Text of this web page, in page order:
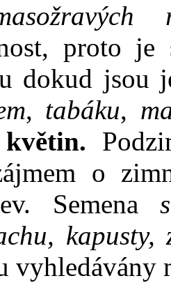
proto je
dokud jsou
, tabáku,
o
Semena
kapusty,
vyhledávány